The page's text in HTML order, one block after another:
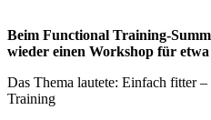
Beim Functional Training-
wieder einen Workshop für
Das Thema lautete: Einfach fitter
Training